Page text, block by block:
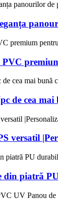
de cea
versatil
din piatră